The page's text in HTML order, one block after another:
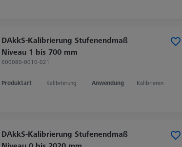
DAkkS-Kalibrierung Stufenendmaß
Niveau 1 bis 700 mm
600080-0010-021
Produktart Kalibrierung Anwendung Kalibrieren
DAkkS-Kalibrierung Stufenendmaß